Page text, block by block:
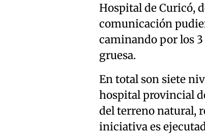
Hospital de Curicó,
comunicación
caminando por los
gruesa.
En total son siete
hospital provincial
del terreno natural,
iniciativa es